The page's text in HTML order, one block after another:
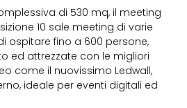
di 530 mq, il meeting
10 sale meeting di varie
ospitare fino a 600 persone,
ed attrezzate con le migliori
come il nuovissimo Ledwall,
ideale per eventi digitali ed